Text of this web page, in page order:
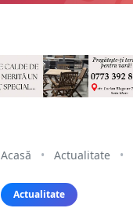
Acasă • Actualitate •
Actualitate